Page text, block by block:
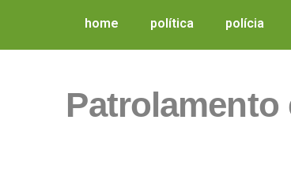
home política polícia
Patrolamento